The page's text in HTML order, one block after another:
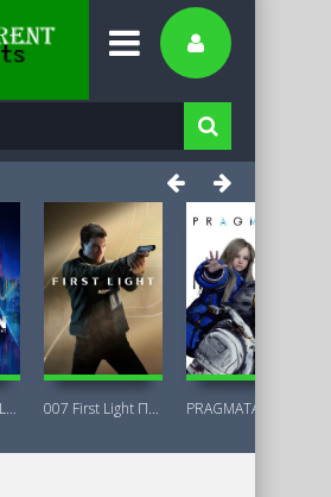
LEGO Batman: Legacy of the Dark Knight 007 First Light Последняя Версия